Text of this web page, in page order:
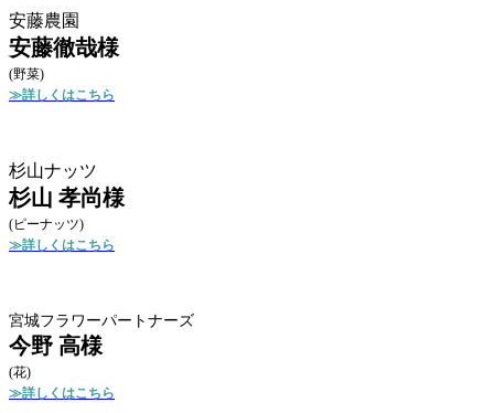
安藤農園
安藤徹哉様
(野菜)
≫詳しくはこちら
杉山ナッツ
杉山 孝尚様
(ピーナッツ)
≫詳しくはこちら
宮城フラワーパートナーズ
今野 高様
(花)
≫詳しくはこちら